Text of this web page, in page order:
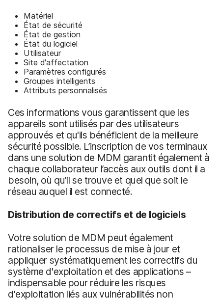
Matériel
État de sécurité
État de gestion
État du logiciel
Utilisateur
Site d'affectation
Paramètres configurés
Groupes intelligents
Attributs personnalisés
Ces informations vous garantissent que les
appareils sont utilisés par des utilisateurs
approuvés et qu'ils bénéficient de la meilleure
sécurité possible. L’inscription de vos terminaux
dans une solution de MDM garantit également à
chaque collaborateur l’accès aux outils dont il a
besoin, où qu'il se trouve et quel que soit le
réseau auquel il est connecté.
Distribution de correctifs et de logiciels
Votre solution de MDM peut également
rationaliser le processus de mise à jour et
appliquer systématiquement les correctifs du
système d'exploitation et des applications –
indispensable pour réduire les risques
d'exploitation liés aux vulnérabilités non